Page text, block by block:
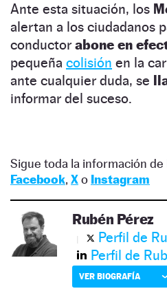
Ante esta situación, los
alertan a los ciudadanos
conductor abone en
pequeña colisión en la
ante cualquier duda, se
informar del suceso.
Sigue toda la información de
Facebook, Xo Instagram
Rubén Pérez
Perfil de
Perfil de
VER BIOGRAFÍA